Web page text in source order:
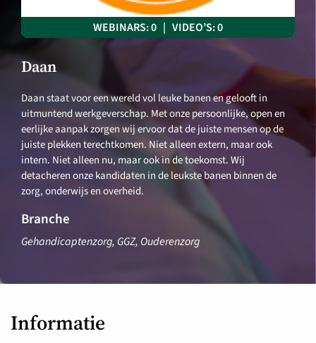
WEBINARS: 0 | VIDEO’S: 0
Daan
Daan staat voor een wereld vol leuke banen en gelooft in
uitmuntend werkgeverschap. Met onze persoonlijke, open en
eerlijke aanpak zorgen wij ervoor dat de juiste mensen op de
juiste plekken terechtkomen. Niet alleen extern, maar ook
intern. Niet alleen nu, maar ook in de toekomst. Wij
detacheren onze kandidaten in de leukste banen binnen de
zorg, onderwijs en overheid.
Branche
Gehandicaptenzorg, GGZ, Ouderenzorg
Informatie